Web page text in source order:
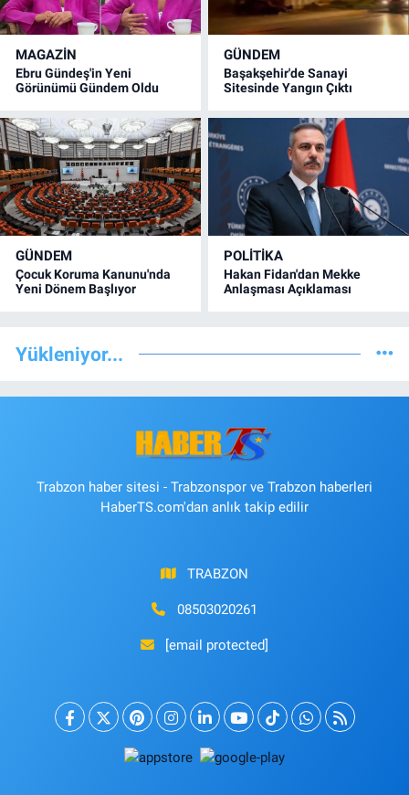
MAGAZİN
Ebru Gündeş'in Yeni
Görünümü Gündem Oldu
GÜNDEM
Başakşehir'de Sanayi
Sitesinde Yangın Çıktı
GÜNDEM
Çocuk Koruma Kanunu'nda
Yeni Dönem Başlıyor
POLİTİKA
Hakan Fidan'dan Mekke
Anlaşması Açıklaması
Yükleniyor...
Trabzon haber sitesi - Trabzonspor ve Trabzon haberleri
HaberTS.com'dan anlık takip edilir
TRABZON
08503020261
[email protected]